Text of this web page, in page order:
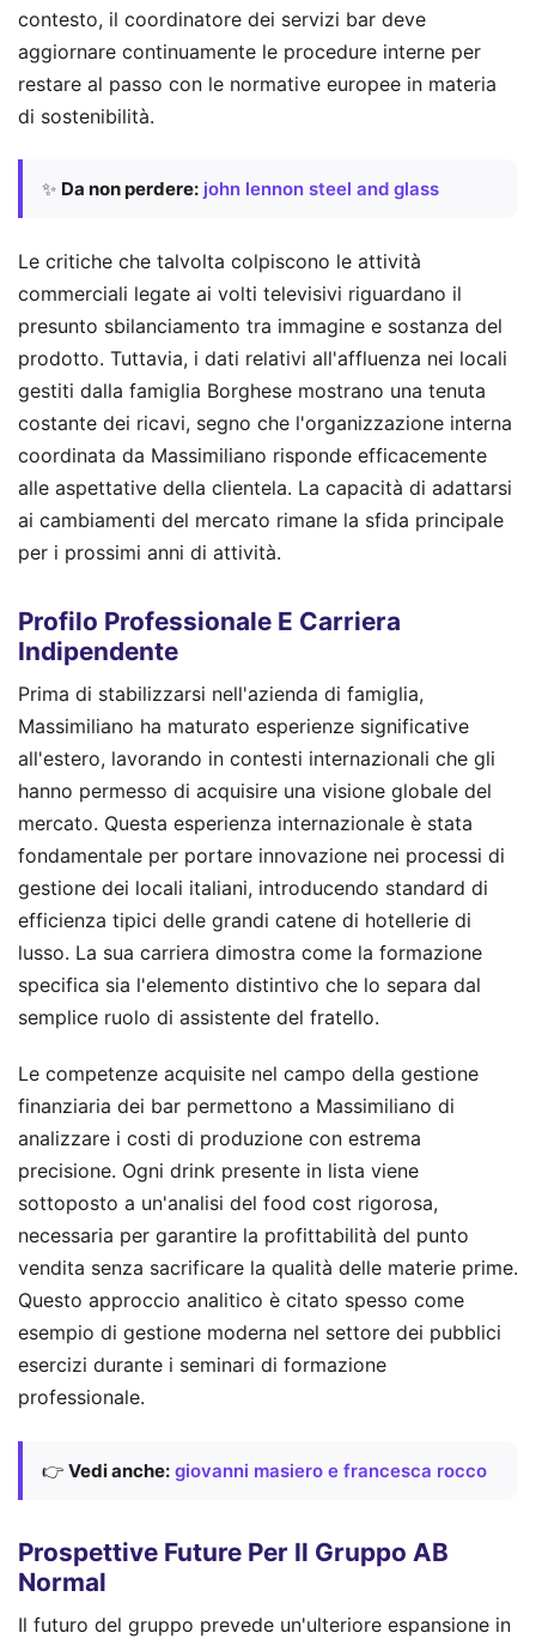
contesto, il coordinatore dei servizi bar deve
aggiornare continuamente le procedure interne per
restare al passo con le normative europee in materia
di sostenibilità.
✨ Da non perdere: john lennon steel and glass
Le critiche che talvolta colpiscono le attività
commerciali legate ai volti televisivi riguardano il
presunto sbilanciamento tra immagine e sostanza del
prodotto. Tuttavia, i dati relativi all'affluenza nei locali
gestiti dalla famiglia Borghese mostrano una tenuta
costante dei ricavi, segno che l'organizzazione interna
coordinata da Massimiliano risponde efficacemente
alle aspettative della clientela. La capacità di adattarsi
ai cambiamenti del mercato rimane la sfida principale
per i prossimi anni di attività.
Profilo Professionale E Carriera
Indipendente
Prima di stabilizzarsi nell'azienda di famiglia,
Massimiliano ha maturato esperienze significative
all'estero, lavorando in contesti internazionali che gli
hanno permesso di acquisire una visione globale del
mercato. Questa esperienza internazionale è stata
fondamentale per portare innovazione nei processi di
gestione dei locali italiani, introducendo standard di
efficienza tipici delle grandi catene di hotellerie di
lusso. La sua carriera dimostra come la formazione
specifica sia l'elemento distintivo che lo separa dal
semplice ruolo di assistente del fratello.
Le competenze acquisite nel campo della gestione
finanziaria dei bar permettono a Massimiliano di
analizzare i costi di produzione con estrema
precisione. Ogni drink presente in lista viene
sottoposto a un'analisi del food cost rigorosa,
necessaria per garantire la profittabilità del punto
vendita senza sacrificare la qualità delle materie prime.
Questo approccio analitico è citato spesso come
esempio di gestione moderna nel settore dei pubblici
esercizi durante i seminari di formazione
professionale.
👉 Vedi anche: giovanni masiero e francesca rocco
Prospettive Future Per Il Gruppo AB
Normal
Il futuro del gruppo prevede un'ulteriore espansione in